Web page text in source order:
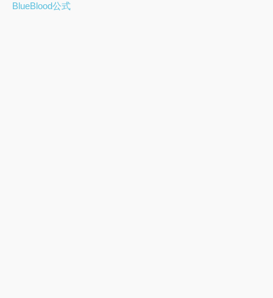
BlueBlood公式